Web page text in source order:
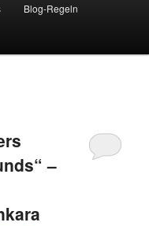
Blog-Regeln
–